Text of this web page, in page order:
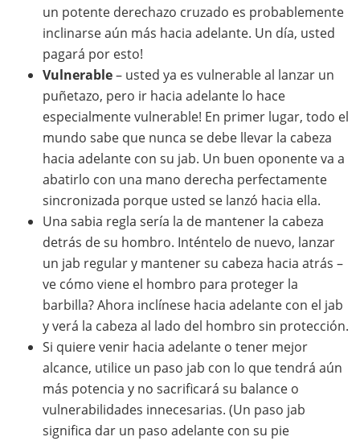
un potente derechazo cruzado es probablemente
inclinarse aún más hacia adelante. Un día, usted
pagará por esto!
Vulnerable– usted ya es vulnerable al lanzar un
puñetazo, pero ir hacia adelante lo hace
especialmente vulnerable! En primer lugar, todo el
mundo sabe que nunca se debe llevar la cabeza
hacia adelante con su jab. Un buen oponente va a
abatirlo con una mano derecha perfectamente
sincronizada porque usted se lanzó hacia ella.
Una sabia regla sería la de mantener la cabeza
detrás de su hombro. Inténtelo de nuevo, lanzar
un jab regular y mantener su cabeza hacia atrás –
ve cómo viene el hombro para proteger la
barbilla? Ahora inclínese hacia adelante con el jab
y verá la cabeza al lado del hombro sin protección.
Si quiere venir hacia adelante o tener mejor
alcance, utilice un paso jab con lo que tendrá aún
más potencia y no sacrificará su balance o
vulnerabilidades innecesarias. (Un paso jab
significa dar un paso adelante con su pie